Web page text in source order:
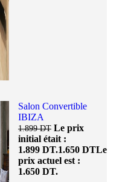
Salon Convertible
IBIZA
1.899DT Le prix
initial était :
1.899 DT.1.650 DTLe
prix actuel est :
1.650 DT.